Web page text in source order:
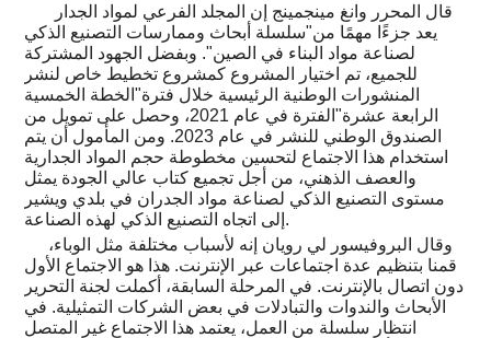
قال المحرر وانغ مينجمينج إن المجلد الفرعي لمواد الجدار
يعد جزءًا مهمًا من"سلسلة أبحاث وممارسات التصنيع الذكي
لصناعة مواد البناء في الصين". وبفضل الجهود المشتركة
للجميع، تم اختيار المشروع كمشروع تخطيط خاص لنشر
المنشورات الوطنية الرئيسية خلال فترة"الخطة الخمسية
الرابعة عشرة"الفترة في عام 2021، وحصل على تمويل من
الصندوق الوطني للنشر في عام 2023. ومن المأمول أن يتم
استخدام هذا الاجتماع لتحسين مخطوطة حجم المواد الجدارية
والعصف الذهني، من أجل تجميع كتاب عالي الجودة يمثل
مستوى التصنيع الذكي لصناعة مواد الجدران في بلدي ويشير
إلى اتجاه التصنيع الذكي لهذه الصناعة.
وقال البروفيسور لي رويان إنه لأسباب مختلفة مثل الوباء،
قمنا بتنظيم عدة اجتماعات عبر الإنترنت. هذا هو الاجتماع الأول
دون اتصال بالإنترنت. في المرحلة السابقة، أكملت لجنة التحرير
الأبحاث والندوات والتبادلات في بعض الشركات التمثيلية. في
انتظار سلسلة من العمل، يعتمد هذا الاجتماع غير المتصل